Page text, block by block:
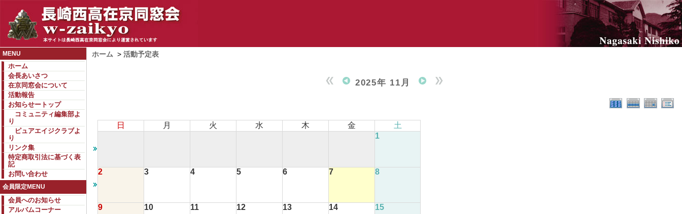
MENU
ホーム
会長あいさつ
在京同窓会について
活動報告
お知らせートップ
コミュニティ編集部よ
り
ピュアエイジクラブよ
り
リンク集
特定商取引法に基づく表
記
お問い合わせ
会員限定MENU
会員へのお知らせ
アルバムコーナー
ホーム > 活動予定表
2025年 11月
日 月 火 水 木 金
土
1
2 3 4 5 6 7 8
9 10 11 12 13 14 15